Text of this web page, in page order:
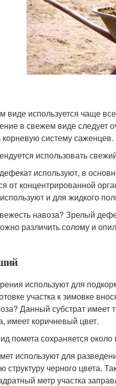
используется чаще
в свежем виде следует
систему саженцев.
использовать
используют, в
от концентрированной
и для жидкого
навоза? Зрелый
различить солому и
используют для
участка к зимовке
Данный субстрат
имеет коричневый цвет.
помета сохраняется
используют для
структуру черного цвета.
метр участка